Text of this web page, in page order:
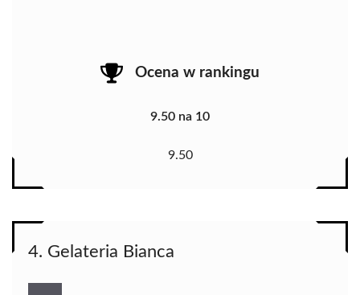
Ocena w rankingu
9.50 na 10
9.50
4. Gelateria Bianca